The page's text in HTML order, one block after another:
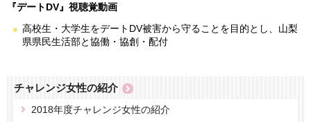
『デートDV』視聴覚動画
高校生・大学生をデートDV被害から守ることを目的とし、山梨
県県民生活部と協働・協創・配付
チャレンジ女性の紹介
2018年度チャレンジ女性の紹介